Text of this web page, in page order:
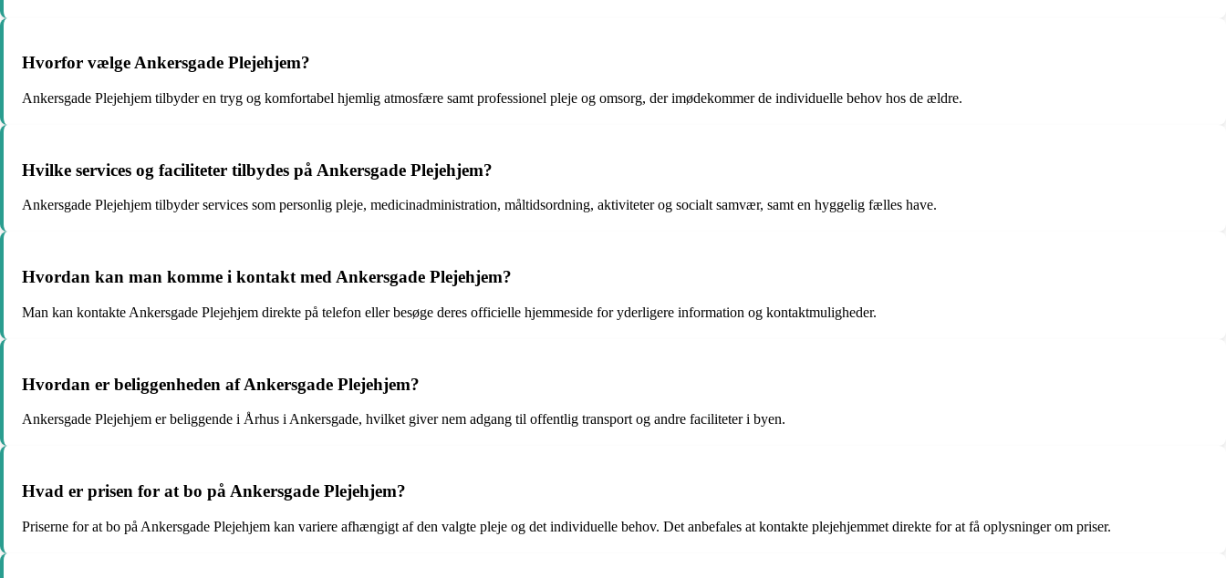
Hvorfor vælge Ankersgade Plejehjem?
Ankersgade Plejehjem tilbyder en tryg og komfortabel hjemlig atmosfære samt professionel pleje og omsorg, der imødekommer de individuelle behov hos de ældre.
Hvilke services og faciliteter tilbydes på Ankersgade Plejehjem?
Ankersgade Plejehjem tilbyder services som personlig pleje, medicinadministration, måltidsordning, aktiviteter og socialt samvær, samt en hyggelig fælles have.
Hvordan kan man komme i kontakt med Ankersgade Plejehjem?
Man kan kontakte Ankersgade Plejehjem direkte på telefon eller besøge deres officielle hjemmeside for yderligere information og kontaktmuligheder.
Hvordan er beliggenheden af Ankersgade Plejehjem?
Ankersgade Plejehjem er beliggende i Århus i Ankersgade, hvilket giver nem adgang til offentlig transport og andre faciliteter i byen.
Hvad er prisen for at bo på Ankersgade Plejehjem?
Priserne for at bo på Ankersgade Plejehjem kan variere afhængigt af den valgte pleje og det individuelle behov. Det anbefales at kontakte plejehjemmet direkte for at få oplysninger om priser.